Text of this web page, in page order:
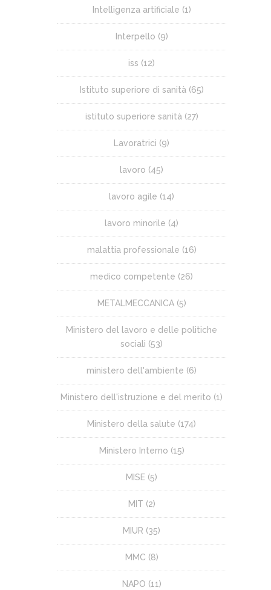
Intelligenza artificiale (1)
Interpello (9)
iss (12)
Istituto superiore di sanità(65)
istituto superiore sanità(27)
Lavoratrici (9)
lavoro (45)
lavoro agile (14)
lavoro minorile (4)
malattia professionale (16)
medico competente (26)
METALMECCANICA(5)
Ministero del lavoro e delle politiche
sociali (53)
ministero dell'ambiente (6)
Ministero dell'istruzione e del merito (1)
Ministero della salute (174)
Ministero Interno (15)
MISE (5)
MIT (2)
MIUR (35)
MMC (8)
NAPO (11)